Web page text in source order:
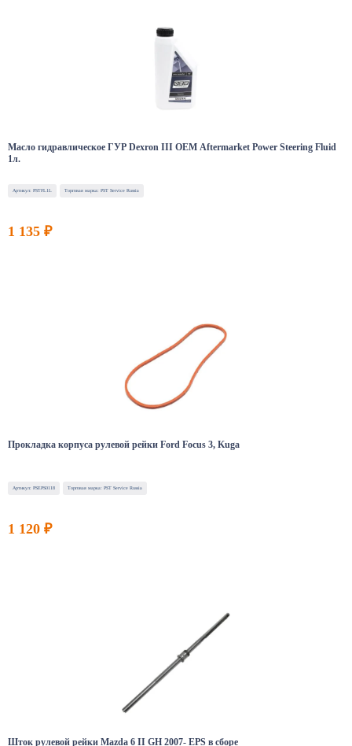
Масло гидравлическое ГУР Dexron III OEM Aftermarket Power Steering Fluid
1л.
Артикул: PSTFL1L Торговая марка: PST Service Russia
1 135 ₽
Прокладка корпуса рулевой рейки Ford Focus 3, Kuga
Артикул: PSEPS0118 Торговая марка: PST Service Russia
1 120 ₽
Шток рулевой рейки Mazda 6 II GH 2007- EPS в сборе